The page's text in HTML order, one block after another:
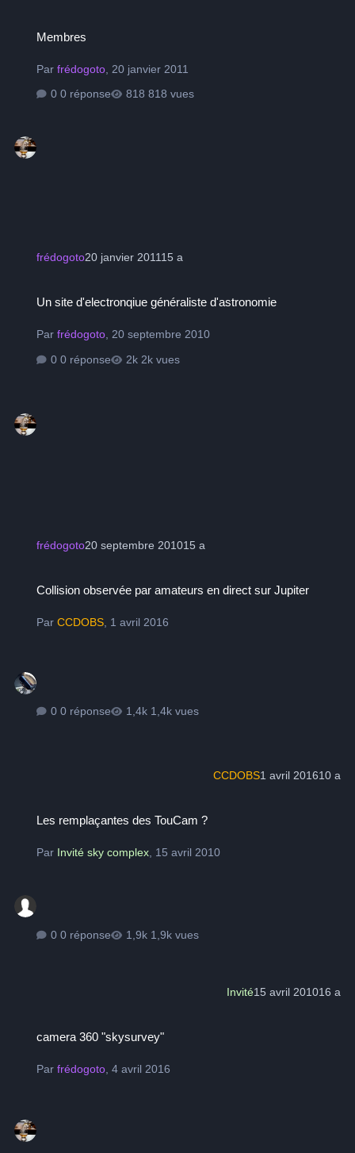
Membres
Parfrédogoto 20 janvier 2011
0 réponse
818 vues
frédogoto20 janvier 201115 a
Un site d'electronqiue généraliste d'astronomie
Parfrédogoto,20 septembre 2010
0 réponse
2k vues
frédogoto20 septembre 201015 a
Collision observée par amateurs en direct sur Jupiter
ParCCDOBS, 1 avril 2016
0 réponse 1,4k vues
CCDOBS1 avril 201610 a
Les remplaçantes des TouCam ?
Par Invité sky complex, 15 avril 2010
0 réponse 1,9k vues
Invité15 avril 201016 a
camera 360 "skysurvey"
Parfrédogoto ,4 avril 2016